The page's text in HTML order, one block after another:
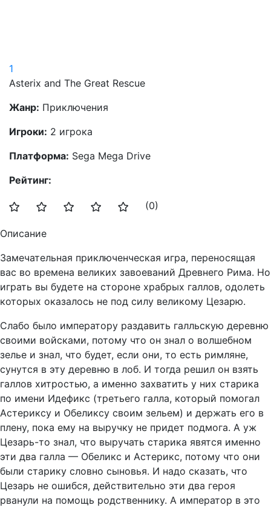
1
Asterix and The Great Rescue
Жанр: Приключения
Игроки: 2 игрока
Платформа: Sega Mega Drive
Рейтинг:
(0)
Описание
Замечательная приключенческая игра, переносящая
вас во времена великих завоеваний Древнего Рима. Но
играть вы будете на стороне храбрых галлов, одолеть
которых оказалось не под силу великому Цезарю.
Слабо было императору раздавить галльскую деревню
своими войсками, потому что он знал о волшебном
зелье и знал, что будет, если они, то есть римляне,
сунутся в эту деревню в лоб. И тогда решил он взять
галлов хитростью, а именно захватить у них старика
по имени Идефикс (третьего галла, который помогал
Астериксу и Обеликсу своим зельем) и держать его в
плену, пока ему на выручку не придет подмога. А уж
Цезарь-то знал, что выручать старика явятся именно
эти два галла — Обеликс и Астерикс, потому что они
были старику словно сыновья. И надо сказать, что
Цезарь не ошибся, действительно эти два героя
рванули на помощь родственнику. А император в это